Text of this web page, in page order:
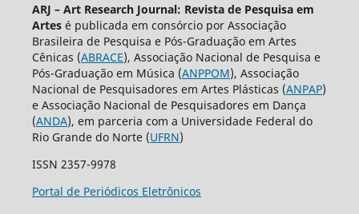
ARJ – Art Research Journal: Revista de Pesquisa em
Artesé publicada em consórcio por Associação
Brasileira de Pesquisa e Pós-Graduação em Artes
Cênicas (ABRACE), Associação Nacional de Pesquisa e
Pós-Graduação em Música (ANPPOM), Associação
Nacional de Pesquisadores em Artes Plásticas (ANPAP)
e Associação Nacional de Pesquisadores em Dança
(ANDA), em parceria com a Universidade Federal do
Rio Grande do Norte (UFRN)
ISSN 2357-9978
Portal de Periódicos Eletrônicos